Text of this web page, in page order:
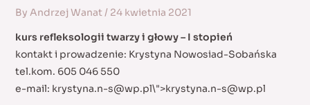
By Andrzej Wanat/ 24 kwietnia 2021
kurs refleksologii twarzy i głowy – I stopień
kontakt i prowadzenie: Krystyna Nowosiad-Sobańska
tel.kom. 605 046 550
e-mail: krystyna.n-s@wp.pl\">krystyna.n-s@wp.pl